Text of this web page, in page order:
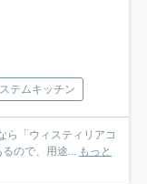
テムキッチン
ら「ウィスティリアコ
ので、用途... もっと